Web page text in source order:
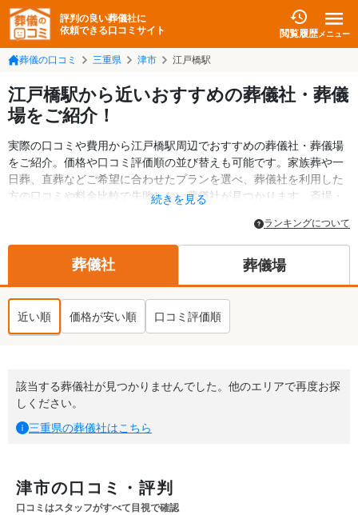
評判の良い葬儀社に
依頼できる口コミサイト
閲覧履歴メニュー
葬儀の口コミ 三重県 津市 江戸橋駅
江戸橋駅から近いおすすめの葬儀社・葬儀
場をご紹介！
実際の口コミや費用から江戸橋駅周辺でおすすめの葬儀社・葬儀場
をご紹介。価格や口コミ評価順の並び替えも可能です。家族葬や一
日葬、直葬などご希望に合わせたプランを選べ、葬儀社を利用した
方の口コミや料金比較で失敗しない葬儀社が見つかります。斎場・
も掲載しています。24時間の相談受付で深夜・早朝でも対応可能で
す。
続きを見る
ランキングについて
葬儀社 葬儀場
近い順 価格が安い順 口コミ評価順
該当する葬儀社が見つかりませんでした。他のエリアで再度お探
しください。
三重県の葬儀社はこちら
津市の口コミ・評判
口コミはスタッフがすべて目視で確認